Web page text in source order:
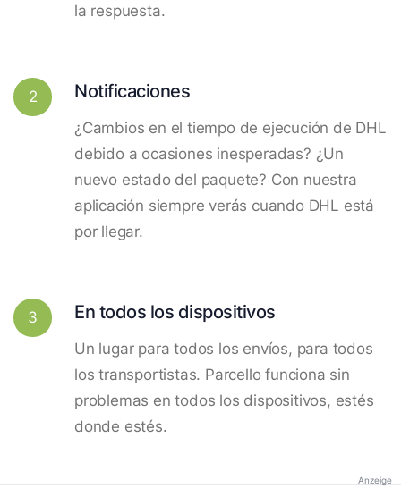
la respuesta.
2 Notificaciones
¿Cambios en el tiempo de ejecución de DHL
debido a ocasiones inesperadas? ¿Un
nuevo estado del paquete? Con nuestra
aplicación siempre verás cuando DHL está
por llegar.
3 En todos los dispositivos
Un lugar para todos los envíos, para todos
los transportistas. Parcello funciona sin
problemas en todos los dispositivos, estés
donde estés.
Anzeige